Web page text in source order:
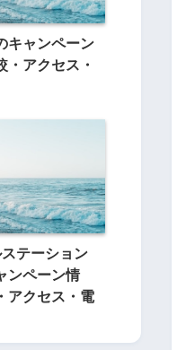
ャンペーン
・アクセス・
テーション
ンペーン情
アクセス・電